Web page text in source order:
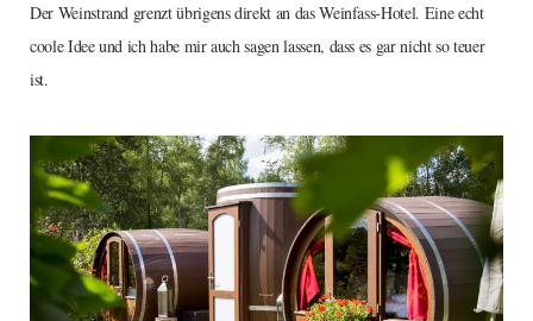
Der Weinstrand grenzt übrigens direkt an das Weinfass-Hotel. Eine echt
coole Idee und ich habe mir auch sagen lassen, dass es gar nicht so teuer
ist.